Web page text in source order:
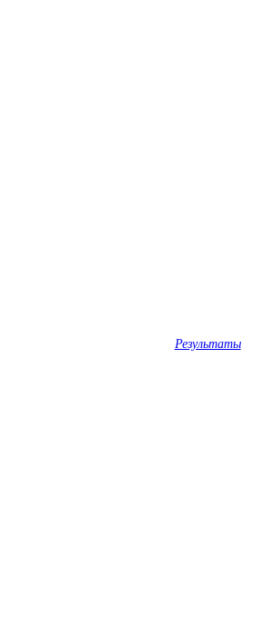
Результаты